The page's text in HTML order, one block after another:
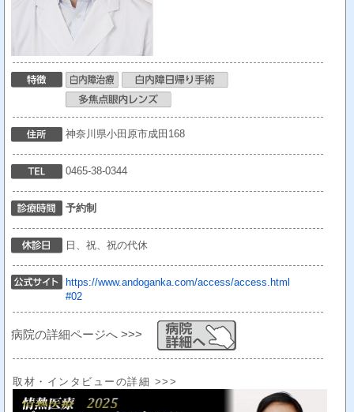
神奈川県小田原市成田168
0465-38-0344
予約制
日、祝、祝の代休
https://www.andoganka.com/access/access.html
#02
病院の詳細ページへ >>>
取材・インタビューの詳細 >>>